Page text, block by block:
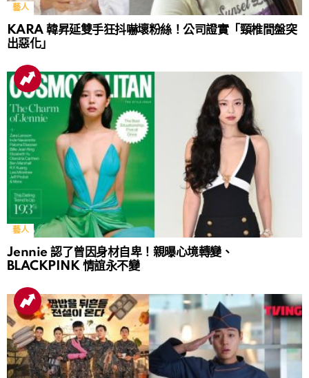
藝人
KARA 韓昇延雙手狂抖嚇壞粉絲！公司證實「頸椎間盤突
出惡化」
藝人
Jennie 認了曾因身材自卑！親曝心境轉變、
BLACKPINK 情誼永不變